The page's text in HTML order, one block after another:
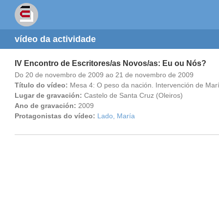
vídeo da actividade
IV Encontro de Escritores/as Novos/as: Eu ou Nós?
Do 20 de novembro de 2009 ao 21 de novembro de 2009
Título do vídeo: Mesa 4: O peso da nación. Intervención de
Lugar de gravación: Castelo de Santa Cruz (Oleiros)
Ano de gravación: 2009
Protagonistas do vídeo: Lado, María